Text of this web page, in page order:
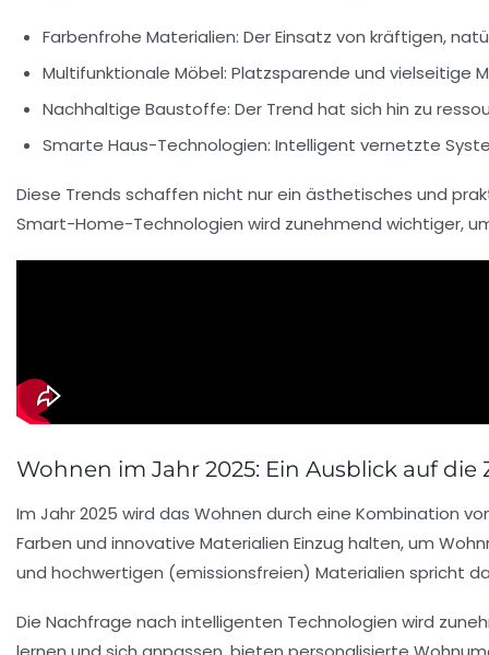
Farbenfrohe Materialien: Der Einsatz von kräftigen,
Multifunktionale Möbel: Platzsparende und vielseitige
Nachhaltige Baustoffe: Der Trend hat sich hin zu
Smarte Haus-Technologien: Intelligent vernetzte
Diese Trends schaffen nicht nur ein ästhetisches und
Smart-Home-Technologien wird zunehmend wichtiger,
Wohnen im Jahr 2025: Ein Ausblick auf die
Im Jahr 2025 wird das Wohnen durch eine Kombination
Farben und innovative Materialien Einzug halten, um
und hochwertigen (emissionsfreien) Materialien spricht
Die Nachfrage nach intelligenten Technologien wird